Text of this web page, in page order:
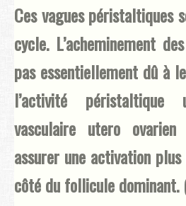
Ces vagues péristaltiques
cycle. L’acheminement
pas essentiellement dû à
l’activité
vasculaire utero
assurer une activation
côté du follicule dominant.